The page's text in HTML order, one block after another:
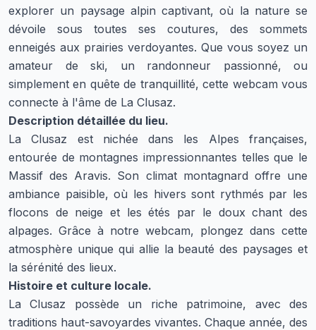
explorer un paysage alpin captivant, où la nature se
dévoile sous toutes ses coutures, des sommets
enneigés aux prairies verdoyantes. Que vous soyez un
amateur de ski, un randonneur passionné, ou
simplement en quête de tranquillité, cette webcam vous
connecte à l'âme de La Clusaz.
Description détaillée du lieu.
La Clusaz est nichée dans les Alpes françaises,
entourée de montagnes impressionnantes telles que le
Massif des Aravis. Son climat montagnard offre une
ambiance paisible, où les hivers sont rythmés par les
flocons de neige et les étés par le doux chant des
alpages. Grâce à notre webcam, plongez dans cette
atmosphère unique qui allie la beauté des paysages et
la sérénité des lieux.
Histoire et culture locale.
La Clusaz possède un riche patrimoine, avec des
traditions haut-savoyardes vivantes. Chaque année, des